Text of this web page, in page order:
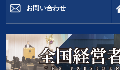
お問い合わせ